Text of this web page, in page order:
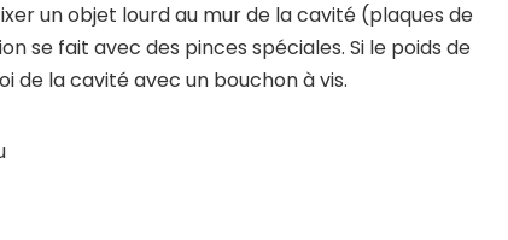
un objet lourd au mur de la cavité (plaques de
se fait avec des pinces spéciales. Si le poids de
de la cavité avec un bouchon à vis.